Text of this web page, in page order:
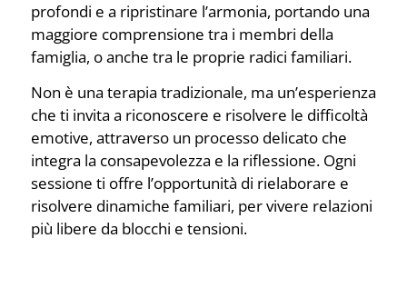
profondi e a ripristinare l’armonia, portando una
maggiore comprensione tra i membri della
famiglia, o anche tra le proprie radici familiari.
Non è una terapia tradizionale, ma un’esperienza
che ti invita a riconoscere e risolvere le difficoltà
emotive, attraverso un processo delicato che
integra la consapevolezza e la riflessione. Ogni
sessione ti offre l’opportunità di rielaborare e
risolvere dinamiche familiari, per vivere relazioni
più libere da blocchi e tensioni.